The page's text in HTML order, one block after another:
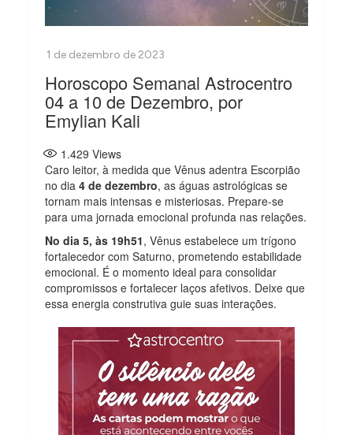
Horoscopo Semanal Astrocentro
04 a 10 de Dezembro, por
Emylian Kali
1.429 Views
Caro leitor, à medida que Vênus adentra Escorpião
no dia4 de dezembro, as águas astrológicas se
tornam mais intensas e misteriosas. Prepare-se
para uma jornada emocional profunda nas relações.
No dia 5, às 19h51, Vênus estabelece um trígono
fortalecedor com Saturno, prometendo estabilidade
emocional. É o momento ideal para consolidar
compromissos e fortalecer laços afetivos. Deixe que
essa energia construtiva guie suas interações.